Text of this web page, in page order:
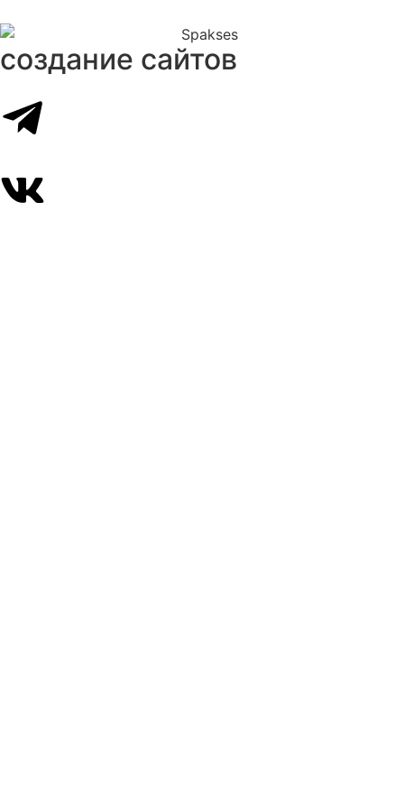
создание сайтов